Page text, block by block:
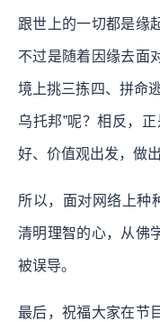
跟世上的一切都是缘
不过是随着因缘去面
境上挑三拣四、拼命
乌托邦”呢？相反，正
好、价值观出发，做
所以，面对网络上种
清明理智的心，从佛
被误导。
最后，祝福大家在节